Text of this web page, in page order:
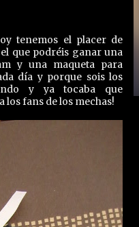
tenemos el placer de
que podréis ganar una
y una maqueta para
día y porque sois los
y ya tocaba que
fans de los mechas!